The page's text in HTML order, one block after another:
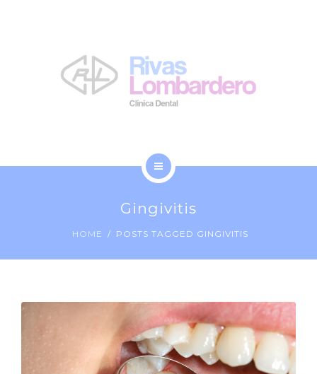
CONTACTO
Gingivitis
HOME POSTS TAGGED GINGIVITIS